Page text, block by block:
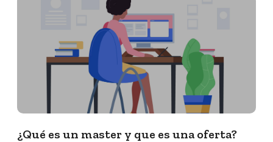
¿Qué es un master y que es una oferta?